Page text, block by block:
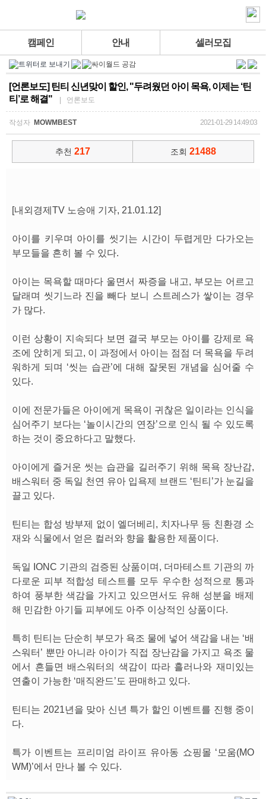
캠페인 안내 셀러모집
[언론보도] 틴티 신년맞이 할인, "두려웠던 아이 목욕, 이제는 ‘틴
티’로 해결"
| 언론보도
작성자 MOWMBEST 2021-01-29 14:49:03
추천 217 조회 21488
[내외경제TV 노승애 기자, 21.01.12]
아이를 키우며 아이를 씻기는 시간이 두렵게만 다가오는
부모들을 흔히 볼 수 있다.
아이는 목욕할 때마다 울면서 짜증을 내고, 부모는 어르고
달래며 씻기느라 진을 빼다 보니 스트레스가 쌓이는 경우
가 많다.
이런 상황이 지속되다 보면 결국 부모는 아이를 강제로 욕
조에 앉히게 되고, 이 과정에서 아이는 점점 더 목욕을 두려
워하게 되며 ‘씻는 습관’에 대해 잘못된 개념을 심어줄 수
있다.
이에 전문가들은 아이에게 목욕이 귀찮은 일이라는 인식을
심어주기 보다는 ‘놀이시간의 연장’으로 인식 될 수 있도록
하는 것이 중요하다고 말했다.
아이에게 즐거운 씻는 습관을 길러주기 위해 목욕 장난감,
배스워터 중 독일 천연 유아 입욕제 브랜드 ‘틴티’가 눈길을
끌고 있다.
틴티는 합성 방부제 없이 엘더베리, 치자나무 등 친환경 소
재와 식물에서 얻은 컬러와 향을 활용한 제품이다.
독일 IONC 기관의 검증된 상품이며, 더마테스트 기관의 까
다로운 피부 적합성 테스트를 모두 우수한 성적으로 통과
하여 풍부한 색감을 가지고 있으면서도 유해 성분을 배제
해 민감한 아기들 피부에도 아주 이상적인 상품이다.
특히 틴티는 단순히 부모가 욕조 물에 넣어 색감을 내는 ‘배
스워터’ 뿐만 아니라 아이가 직접 장난감을 가지고 욕조 물
에서 흔들면 배스워터의 색감이 따라 흘러나와 재미있는
연출이 가능한 ‘매직완드’도 판매하고 있다.
틴티는 2021년을 맞아 신년 특가 할인 이벤트를 진행 중이
다.
특가 이벤트는 프리미엄 라이프 유아동 쇼핑몰 ‘모움(MO
WM)’에서 만나 볼 수 있다.